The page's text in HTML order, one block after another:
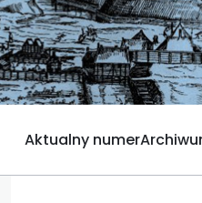
Aktualny numer